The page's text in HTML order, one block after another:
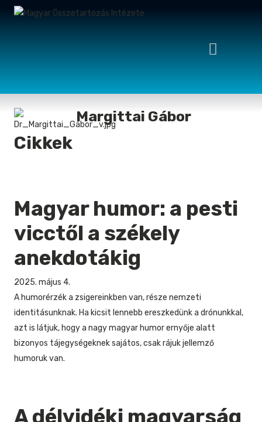
Margittai Gábor
Cikkek
Magyar humor: a pesti
vicctől a székely
anekdotákig
2025. május 4.
A humorérzék a zsigereinkben van, része nemzeti
identitásunknak. Ha kicsit lennebb ereszkedünk a drónunkkal,
azt is látjuk, hogy a nagy magyar humor ernyője alatt
bizonyos tájegységeknek sajátos, csak rájuk jellemző
humoruk van.
A délvidéki magyarság